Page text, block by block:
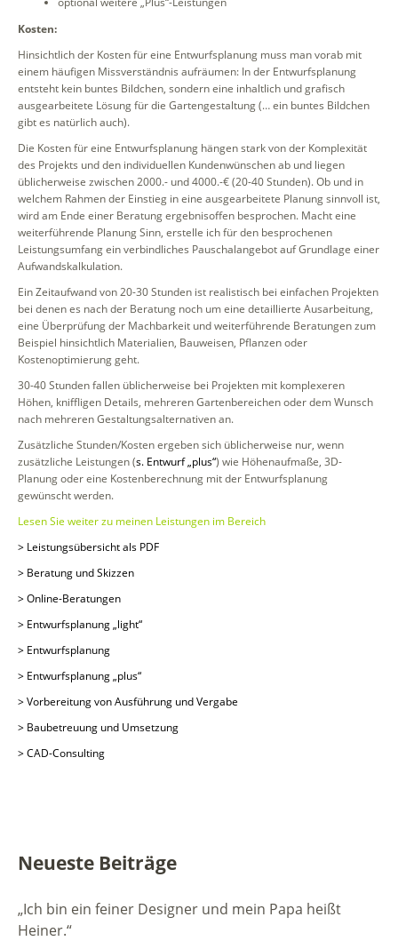
Kosten:
Hinsichtlich der Kosten für eine Entwurfsplanung muss man vorab mit
einem häufigen Missverständnis aufräumen: In der Entwurfsplanung
entsteht kein buntes Bildchen, sondern eine inhaltlich und grafisch
ausgearbeitete Lösung für die Gartengestaltung (… ein buntes Bildchen
gibt es natürlich auch).
Die Kosten für eine Entwurfsplanung hängen stark von der Komplexität
des Projekts und den individuellen Kundenwünschen ab und liegen
üblicherweise zwischen 2000.- und 4000.-€ (20-40 Stunden). Ob und in
welchem Rahmen der Einstieg in eine ausgearbeitete Planung sinnvoll ist,
wird am Ende einer Beratung ergebnisoffen besprochen. Macht eine
weiterführende Planung Sinn, erstelle ich für den besprochenen
Leistungsumfang ein verbindliches Pauschalangebot auf Grundlage einer
Aufwandskalkulation.
Ein Zeitaufwand von 20-30 Stunden ist realistisch bei einfachen Projekten
bei denen es nach der Beratung noch um eine detaillierte Ausarbeitung,
eine Überprüfung der Machbarkeit und weiterführende Beratungen zum
Beispiel hinsichtlich Materialien, Bauweisen, Pflanzen oder
Kostenoptimierung geht.
30-40 Stunden fallen üblicherweise bei Projekten mit komplexeren
Höhen, kniffligen Details, mehreren Gartenbereichen oder dem Wunsch
nach mehreren Gestaltungsalternativen an.
Zusätzliche Stunden/Kosten ergeben sich üblicherweise nur, wenn
zusätzliche Leistungen (s. Entwurf „plus“) wie Höhenaufmaße, 3D-
Planung oder eine Kostenberechnung mit der Entwurfsplanung
gewünscht werden.
Lesen Sie weiter zu meinen Leistungen im Bereich
> Leistungsübersicht als PDF
> Beratung und Skizzen
> Online-Beratungen
> Entwurfsplanung „light“
> Entwurfsplanung
> Entwurfsplanung „plus“
> Vorbereitung von Ausführung und Vergabe
> Baubetreuung und Umsetzung
> CAD-Consulting
Neueste Beiträge
„Ich bin ein feiner Designer und mein Papa heißt
Heiner.“